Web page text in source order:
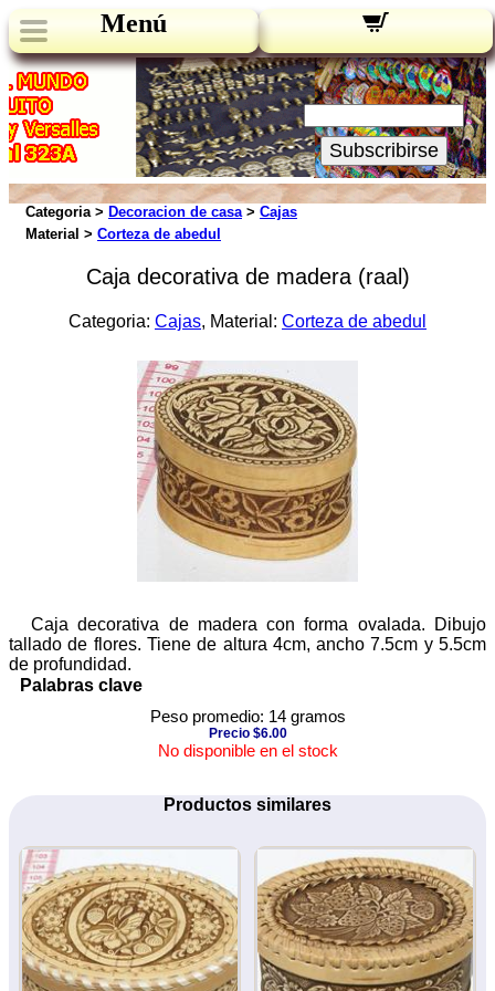
Menú
Novedades:
Su Email:
Subscribirse
Categoria > Decoracion de casa> Cajas
Material > Corteza de abedul
Caja decorativa de madera (raal)
Categoria: Cajas, Material: Corteza de abedul
Caja decorativa de madera con forma ovalada. Dibujo
tallado de flores. Tiene de altura 4cm, ancho 7.5cm y 5.5cm
de profundidad.
Palabras clave
Peso promedio: 14 gramos
Precio $6.00
No disponible en el stock
Productos similares